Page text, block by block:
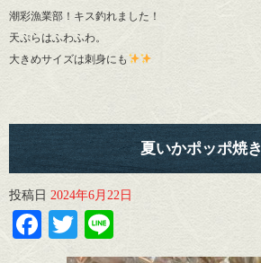
潮彩漁業部！キス釣れました！
天ぷらはふわふわ。
大きめサイズは刺身にも
夏いかポッポ焼き
投稿日 2024年6月22日
Facebook
Twitter